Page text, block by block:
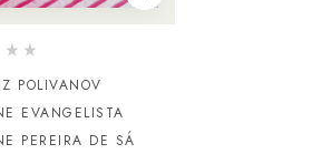
POLIVANOV
EVANGELISTA
PEREIRA DE SÁ